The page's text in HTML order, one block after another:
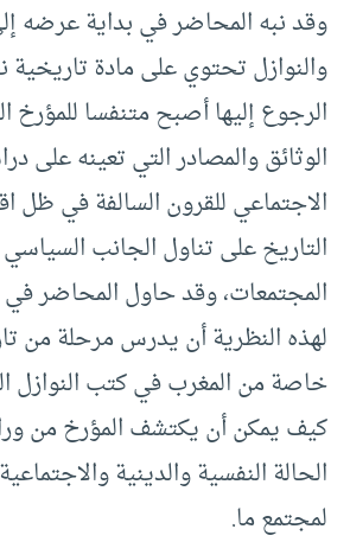
وقد نبه المحاضر في بداية عرضه
والنوازل تحتوي على مادة تاريخية
الرجوع إليها أصبح متنفسا للمؤرخ
الوثائق والمصادر التي تعينه على
الاجتماعي للقرون السالفة في ظل
التاريخ على تناول الجانب
المجتمعات، وقد حاول المحاضر في
لهذه النظرية أن يدرس مرحلة من
خاصة من المغرب في كتب النوازل
كيف يمكن أن يكتشف المؤرخ من
الحالة النفسية والدينية
لمجتمع ما.